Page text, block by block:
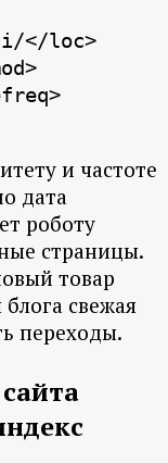
</loc>
и частоте
дата
роботу
страницы.
товар
свежая
переходы.